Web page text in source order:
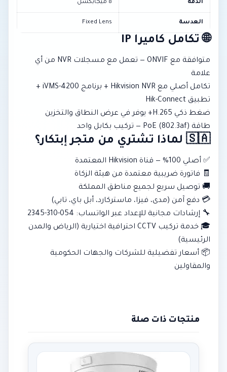
الدقة 8 ميجابكسل
العدسة Fixed Lens
🌐 تكامل كاميرا IP
متوافقة مع ONVIF — تعمل مع مسجلات NVR من أي
علامة
تكامل أصلي مع Hikvision NVR + برنامج iVMS-4200 +
تطبيق Hik-Connect
ضغط ذكي H.265+ يوفر في عرض النطاق والتخزين
طاقة PoE (802.3af) — تركيب بكابل واحد
🇸🇦 لماذا تشتري من متجر إبتكار؟
✅ أصلي 100% — قناة Hikvision المعتمدة
🧾 فاتورة ضريبية معتمدة من هيئة الزكاة
🚚 توصيل سريع لجميع مناطق المملكة
💳 دفع آمن (مدى، فيزا، ماستركارد، أبل باي، تابي)
🔧 إرشادات مجانية للإعداد عبر الواتساب: 054-310-2345
🎓 خدمة تركيب CCTV احترافية اختيارية (الرياض والمدن
الرئيسية)
📦 أسعار تفضيلية للشركات والجهات الحكومية
والمقاولين
منتجات ذات صلة